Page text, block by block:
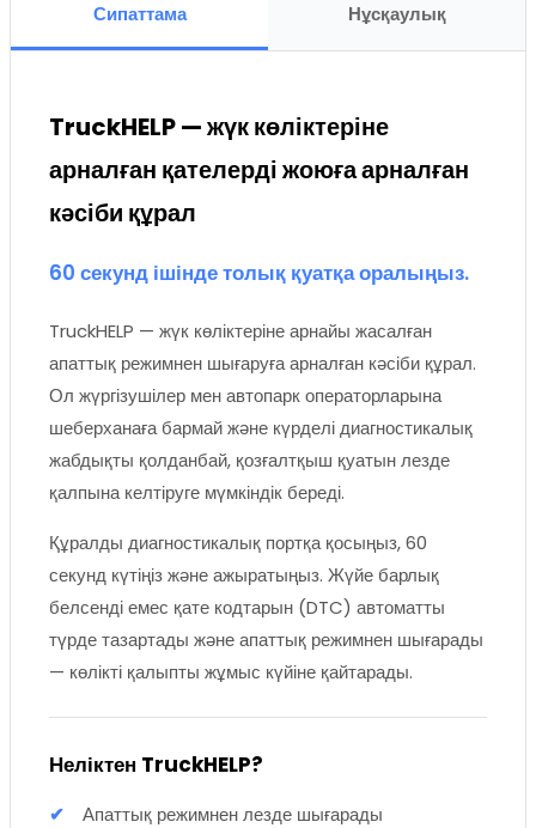
Сипаттама Нұсқаулық
TruckHELP — жүк көліктеріне
арналған қателерді жоюға арналған
кәсіби құрал
60 секунд ішінде толық қуатқа оралыңыз.
TruckHELP — жүк көліктеріне арнайы жасалған
апаттық режимнен шығаруға арналған кәсіби құрал.
Ол жүргізушілер мен автопарк операторларына
шеберханаға бармай және күрделі диагностикалық
жабдықты қолданбай, қозғалтқыш қуатын лезде
қалпына келтіруге мүмкіндік береді.
Құралды диагностикалық портқа қосыңыз, 60
секунд күтіңіз және ажыратыңыз. Жүйе барлық
белсенді емес қате кодтарын (DTC) автоматты
түрде тазартады және апаттық режимнен шығарады
— көлікті қалыпты жұмыс күйіне қайтарады.
Неліктен TruckHELP?
Апаттық режимнен лезде шығарады